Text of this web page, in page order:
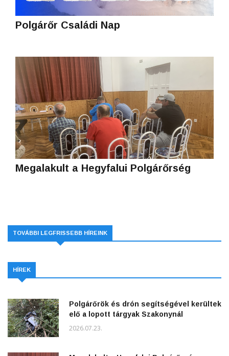
Polgárőr Családi Nap
Megalakult a Hegyfalui Polgárőrség
TOVÁBBI LEGFRISSEBB HÍREINK
HÍREK
Polgárőrök és drón segítségével kerültek
elő a lopott tárgyak Szakonynál
2026.07.23.